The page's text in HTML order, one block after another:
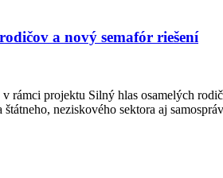
a nový semafór riešení
rámci projektu Silný hlas osamelých
neziskového sektora aj